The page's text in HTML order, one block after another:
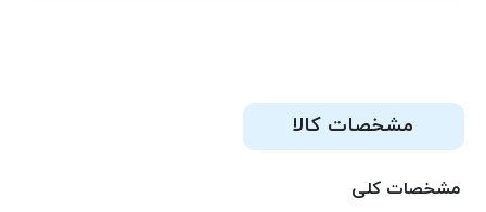
مشخصات کالا
مشخصات کلی